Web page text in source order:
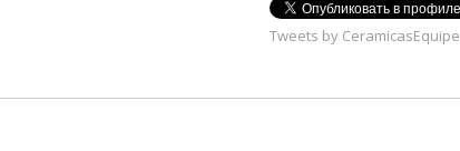
Tweets by CeramicasEquipe